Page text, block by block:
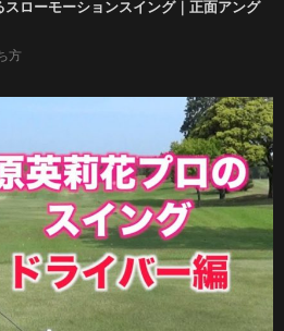
ローモーションスイング｜正面アング
方